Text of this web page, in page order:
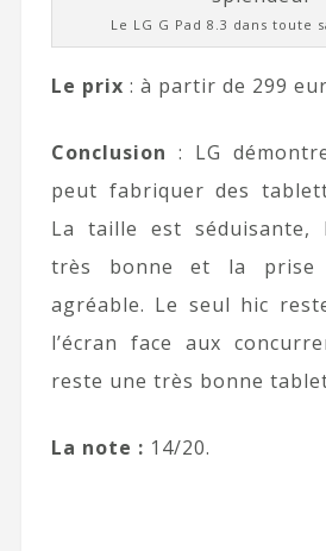
Le LG G Pad 8.3 dans toute
Le prix : à partir de 299
Conclusion : LG
peut fabriquer des
La taille est
très bonne et la prise
agréable. Le seul hic
l’écran face aux
reste une très bonne
La note : 14/20.